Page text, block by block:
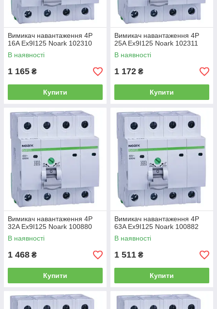
Вимикач навантаження 4P
16A Ex9I125 Noark 102310
В наявності
1 165 ₴
Купити
Вимикач навантаження 4P
25A Ex9I125 Noark 102311
В наявності
1 172 ₴
Купити
Вимикач навантаження 4P
32A Ex9I125 Noark 100880
В наявності
1 468 ₴
Купити
Вимикач навантаження 4P
63A Ex9I125 Noark 100882
В наявності
1 511 ₴
Купити